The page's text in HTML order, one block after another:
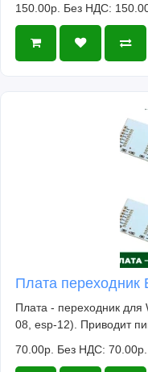
150.00р. Без НДС:
Плата переходник
Плата - переходник
08, esp-12). Приводит
70.00р. Без НДС: 70.00р.